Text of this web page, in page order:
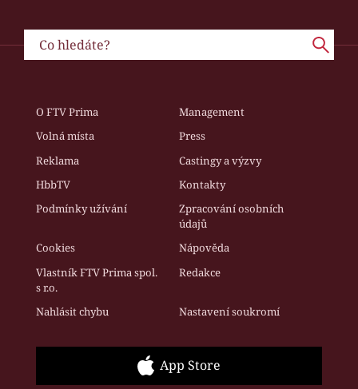
O FTV Prima
Management
Volná místa
Press
Reklama
Castingy a výzvy
HbbTV
Kontakty
Podmínky užívání
Zpracování osobních
údajů
Cookies
Nápověda
Vlastník FTV Prima spol.
s r.o.
Redakce
Nahlásit chybu Nastavení soukromí
App Store